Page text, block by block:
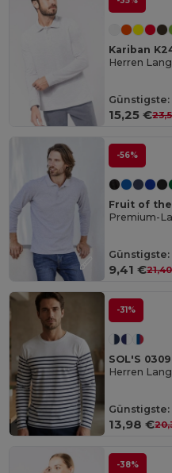
Kariban
Herren
Günstigste:
15,25 €
-56%
Fruit of
Premium-
Günstigste:
9,41 €
-31%
SOL'S
Günstigste:
13,98 €
-38%